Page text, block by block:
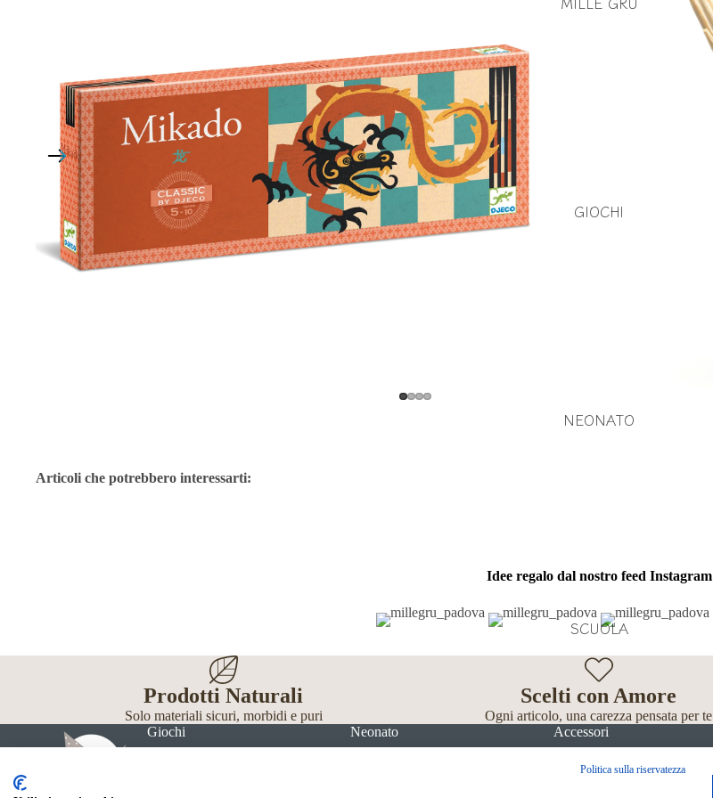
GIOCHI
NEONATO
SCUOLA
Articoli che potrebbero interessarti:
Idee regalo dal nostro feed Instagram
Prodotti Naturali
Solo materiali sicuri, morbidi e puri
Scelti con Amore
Ogni articolo, una carezza pensata per te
Giochi
Neonato Accessori
Politica sulla riservatezza